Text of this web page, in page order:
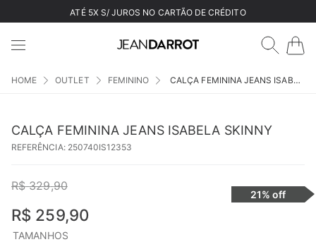
ATÉ 5X S/ JUROS NO CARTÃO DE CRÉDITO
OUTLET FEMININO CALÇA FEMININA JEANS ISABELA SKINNY
CALÇA FEMININA JEANS ISABELA SKINNY
REFERÊNCIA: 250740IS12353
R$ 329,90
R$ 259,90
21% off
TAMANHOS